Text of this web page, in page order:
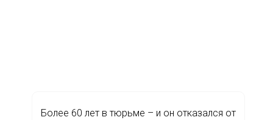
Более 60 лет в тюрьме – и он отказался от